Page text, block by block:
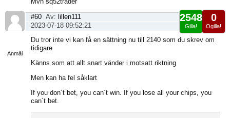
Anmäl
0
Ogilla!
2548
Gilla!
#60 Av: lillen111
2023-07-18 09:52:21
Du tror inte vi kan få en sättning nu till 2140 som du skrev om
tidigare
Känns som att allt snart vänder i motsatt riktning
Men kan ha fel såklart
If you don´t bet, you can´t win. If you lose all your chips, you
can´t bet.